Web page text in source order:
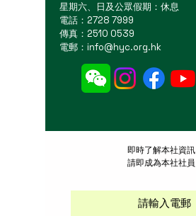
星期六、日及公眾假期：休息
電話：2728 7999
傳真：2510 0539
電郵： info@hyc.org.hk
​即時了解本社資訊
請即成為本社社員